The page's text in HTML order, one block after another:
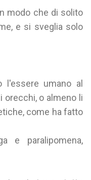
modo che di solito
e si sveglia solo
l'essere umano al
orecchi, o almeno li
come ha fatto
e paralipomena,